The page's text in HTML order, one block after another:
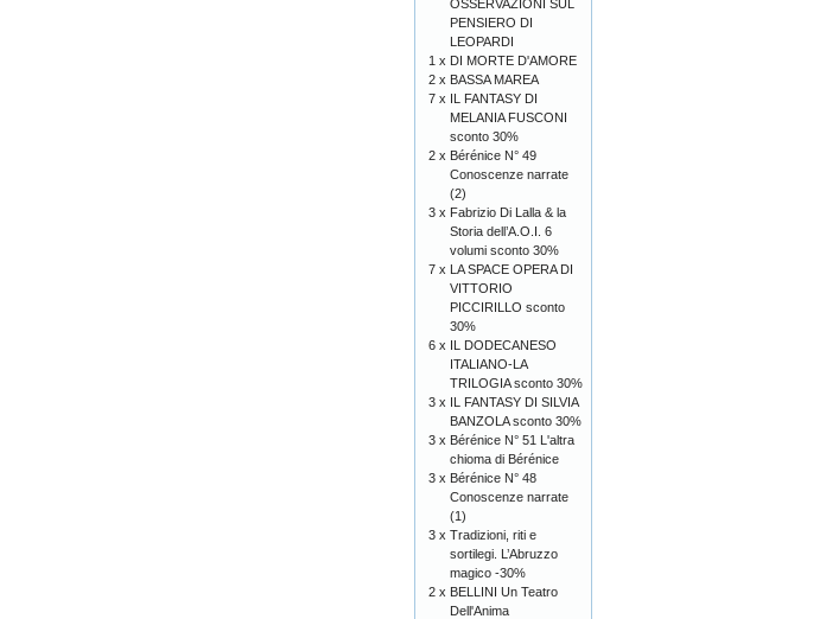
OSSERVAZIONI SUL
PENSIERO DI
LEOPARDI
1 x DI MORTE D'AMORE
2 x BASSA MAREA
7 x IL FANTASY DI
MELANIA FUSCONI
sconto 30%
2 x Bérénice N° 49
Conoscenze narrate
(2)
3 x Fabrizio Di Lalla & la
Storia dell’A.O.I. 6
volumi sconto 30%
7 x LA SPACE OPERA DI
VITTORIO
PICCIRILLO sconto
30%
6 x IL DODECANESO
ITALIANO-LA
TRILOGIA sconto 30%
3 x IL FANTASY DI SILVIA
BANZOLA sconto 30%
3 x Bérénice N° 51 L'altra
chioma di Bérénice
3 x Bérénice N° 48
Conoscenze narrate
(1)
3 x Tradizioni, riti e
sortilegi. L’Abruzzo
magico -30%
2 x BELLINI Un Teatro
Dell'Anima